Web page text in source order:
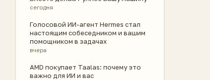
сегодня
Голосовой ИИ-агент Hermes стал
настоящим собеседником и вашим
помощником в задачах
вчера
AMD покупает Taalas: почему это
важно для ИИ и вас